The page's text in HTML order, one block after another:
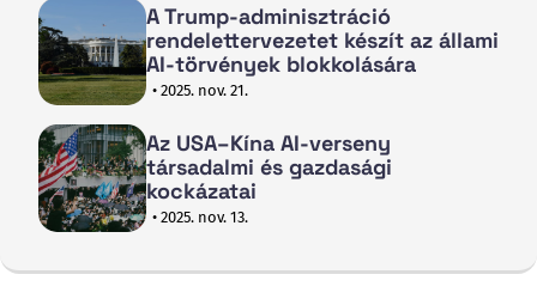
A Trump-adminisztráció
rendelettervezetet készít az állami
AI-törvények blokkolására
• 2025. nov. 21.
Az USA–Kína AI-verseny
társadalmi és gazdasági
kockázatai
• 2025. nov. 13.